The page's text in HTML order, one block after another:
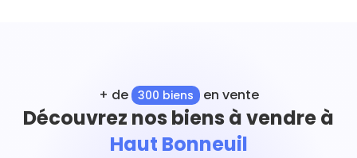
+ de 300 biens en vente
Découvrez nos biens à vendre à
Haut Bonneuil